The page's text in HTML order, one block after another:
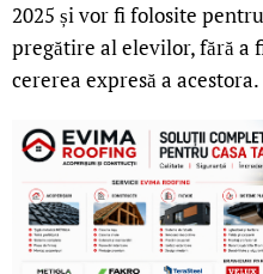
2025 și vor fi folosite
pregătire al elevilor, fără a
cererea expresă a acestora.